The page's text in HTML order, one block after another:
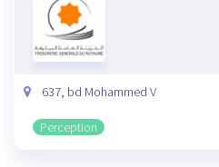
637, bd Mohammed V
Perception